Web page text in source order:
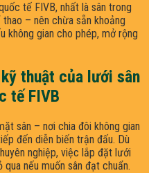
tế FIVB, nhất là sân trong
– nên chừa sẵn khoảng
không gian cho phép, mở rộng
thuật của lưới sân
tế FIVB
sân – nơi chia đôi không gian
đến diễn biến trận đấu. Dù
nghiệp, việc lắp đặt lưới
nếu muốn sân đạt chuẩn.